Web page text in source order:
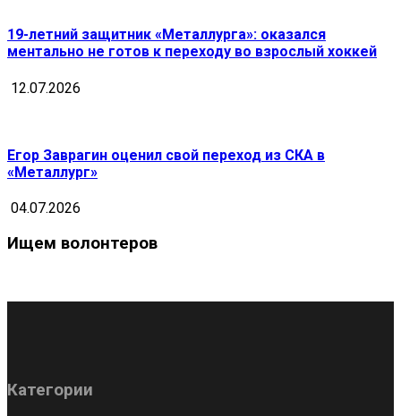
19-летний защитник «Металлурга»: оказался
ментально не готов к переходу во взрослый хоккей
12.07.2026
Егор Заврагин оценил свой переход из СКА в
«Металлург»
04.07.2026
Ищем волонтеров
Категории